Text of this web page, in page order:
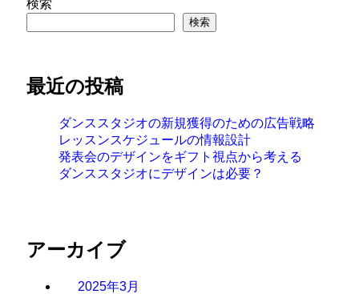
検索
検索
最近の投稿
ダンススタジオの新規獲得のための広告戦略
レッスンスケジュールの情報設計
発表会のデザインをギフト視点から考える
ダンススタジオにデザインは必要？
アーカイブ
2025年3月